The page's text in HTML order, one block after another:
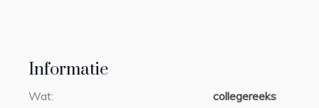
Informatie
Wat:
collegereeks